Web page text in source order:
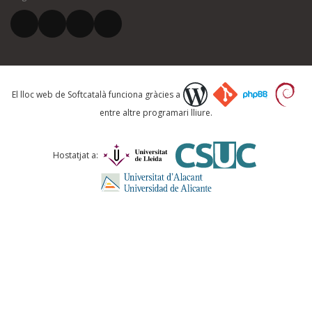
El vostre correu electrònic *
Què proposeu?
Comentari *
El lloc web de Softcatalà funciona gràcies a
entre altre programari lliure.
Hostatjat a: